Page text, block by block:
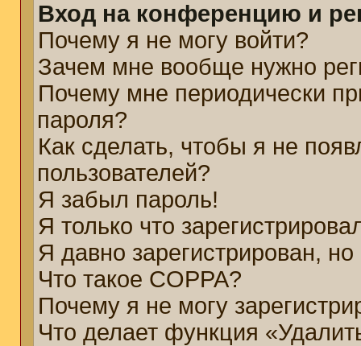
Вход на конференцию и
Почему я не могу войти?
Зачем мне вообще нужно
Почему мне периодически
пароля?
Как сделать, чтобы я не
пользователей?
Я забыл пароль!
Я только что
Я давно зарегистрирован,
Что такое COPPA?
Почему я не могу
Что делает функция